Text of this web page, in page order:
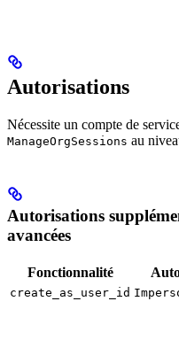
Autorisations
Nécessite un compte de
ManageOrgSessions au
Autorisations
avancées
Fonctionnalité
create_as_user_id